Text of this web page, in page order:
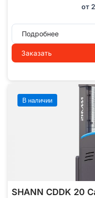
от
Подробнее
Заказать
В наличии
SHANN CDDK 20